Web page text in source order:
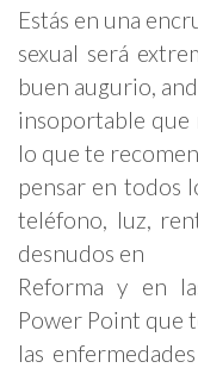
Estás en una
sexual será
buen augurio,
insoportable que
lo que te
pensar en todos
teléfono, luz,
desnudos en
Reforma y en
Power Point que
las